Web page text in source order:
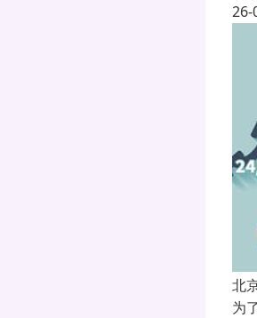
26-
北
为